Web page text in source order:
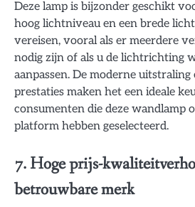
Deze lamp is bijzonder geschikt
hoog lichtniveau en een brede
vereisen, vooral als er meerdere
nodig zijn of als u de lichtrichting
aanpassen. De moderne
prestaties maken het een ideale
consumenten die deze wandlamp
platform hebben geselecteerd.
7. Hoge prijs-
betrouwbare merk